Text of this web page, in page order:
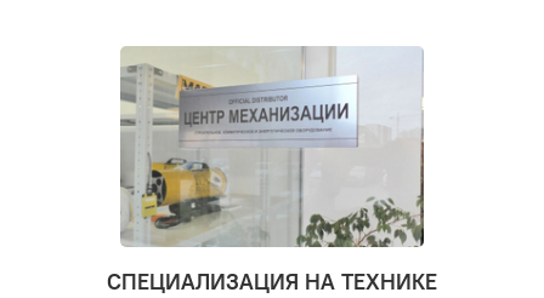
СПЕЦИАЛИЗАЦИЯ НА ТЕХНИКЕ